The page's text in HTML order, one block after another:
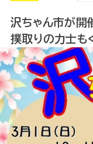
沢ちゃん市が開
撲取りの力士も